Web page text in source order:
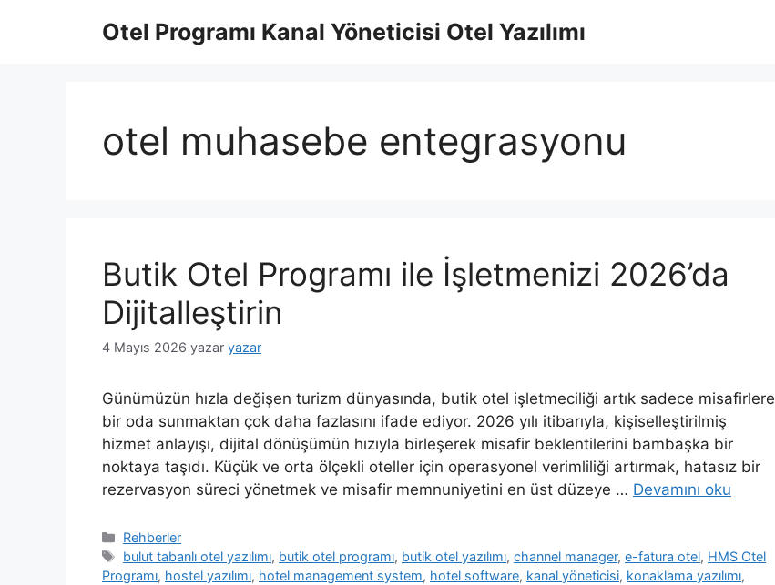
Otel Programı Kanal Yöneticisi Otel Yazılımı
otel muhasebe entegrasyonu
Butik Otel Programı ile İşletmenizi 2026’da
Dijitalleştirin
4 Mayıs 2026 yazar yazar
Günümüzün hızla değişen turizm dünyasında, butik otel işletmeciliği artık sadece misafirlere
bir oda sunmaktan çok daha fazlasını ifade ediyor. 2026 yılı itibarıyla, kişiselleştirilmiş
hizmet anlayışı, dijital dönüşümün hızıyla birleşerek misafir beklentilerini bambaşka bir
noktaya taşıdı. Küçük ve orta ölçekli oteller için operasyonel verimliliği artırmak, hatasız bir
rezervasyon süreci yönetmek ve misafir memnuniyetini en üst düzeye … Devamını oku
Kategoriler
Rehberler
Etiketler
bulut tabanlı otel yazılımı, butik otel programı, butik otel yazılımı,channel manager,e-fatura otel, HMS Otel
Programı, hostel yazılımı, hotel management system, hotel software, kanal yöneticisi, konaklama yazılımı,